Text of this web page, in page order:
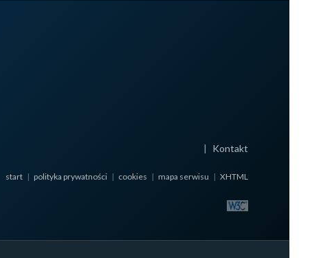
| Kontakt
start | polityka prywatności | cookies | mapa serwisu | XHTML